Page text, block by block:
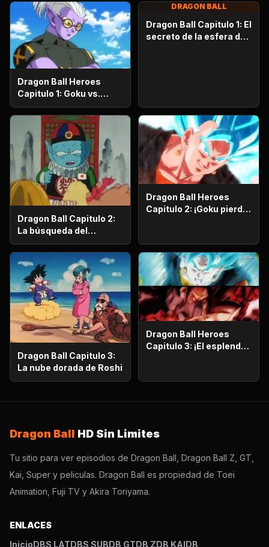
Dragon Ball Heroes
Capitulo 1: Goku vs.
Goku. Inicia una
apasionante batalla en
la prisión planetaria!
DRAGON BALL
Dragon Ball Capitulo 1: El
secreto de la esfera del
Dragon Ball Capitulo 2:
La búsqueda del
emperador
Dragon Ball Heroes
Capitulo 2: ¡Goku pierde
Dragon Ball Capitulo 3:
La nube dorada de Roshi
Dragon Ball Heroes
Capitulo 3: ¡El esplendor
explota!
Dragon Ball HD Sin Limites
Tu sitio para ver episodios de Dragon Ball, Dragon Ball Z, GT,
Kai, Super y peliculas. Dragon Ball es propiedad de Toei
Animation, Fuji TV y Akira Toriyama.
ENLACES
InicioDBS LATDBS SUBDB GTDB ZDB KAIDB